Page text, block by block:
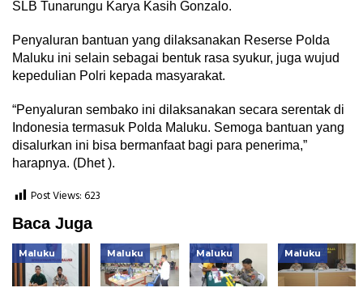
SLB Tunarungu Karya Kasih Gonzalo.
Penyaluran bantuan yang dilaksanakan Reserse Polda
Maluku ini selain sebagai bentuk rasa syukur, juga wujud
kepedulian Polri kepada masyarakat.
“Penyaluran sembako ini dilaksanakan secara serentak di
Indonesia termasuk Polda Maluku. Semoga bantuan yang
disalurkan ini bisa bermanfaat bagi para penerima,”
harapnya. (Dhet ).
Post Views:623
Baca Juga
Maluku Maluku Maluku Maluku